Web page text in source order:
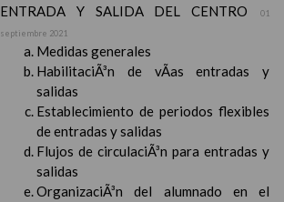
ENTRADA Y SALIDA DEL CENTRO
01
septiembre 2021
Medidas generales
HabilitaciÃ³n de vÃ­as entradas y
salidas
Establecimiento de periodos flexibles
de entradas y salidas
Flujos de circulaciÃ³n para entradas y
salidas
OrganizaciÃ³n del alumnado en el